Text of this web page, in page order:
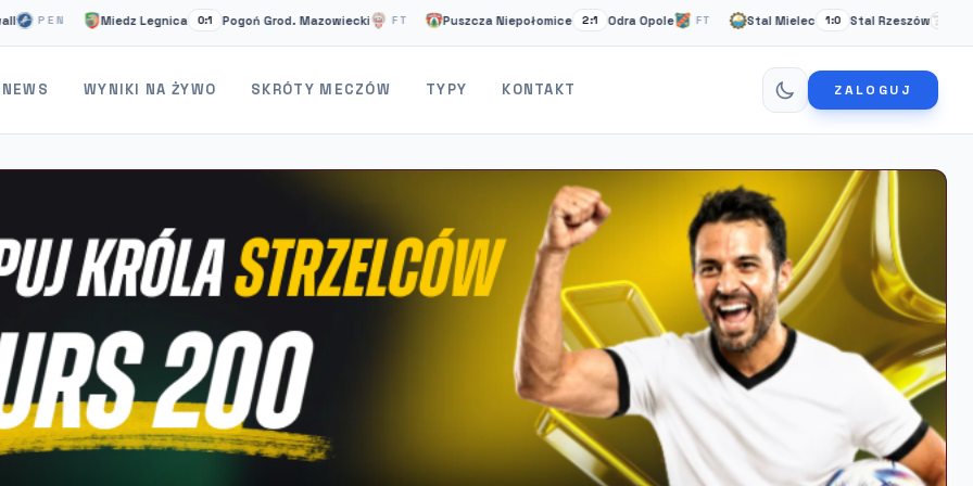
Miedz Legnica 0:1 Pogoń Grod. Mazowiecki FT Puszcza Niepołomice 2:1 Odra Opole FT Stal Mielec 1:0 Stal Rzeszów FT
NEWS WYNIKI NA ŻYWO SKRÓTY MECZÓW TYPY KONTAKT ZALOGUJ